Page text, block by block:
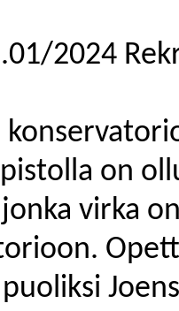
2024
on
virka